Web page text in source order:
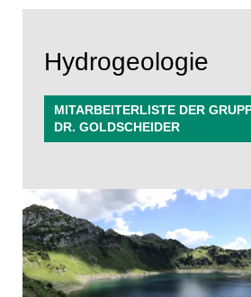
Hydrogeologie
MITARBEITERLISTE DER
DR. GOLDSCHEIDER